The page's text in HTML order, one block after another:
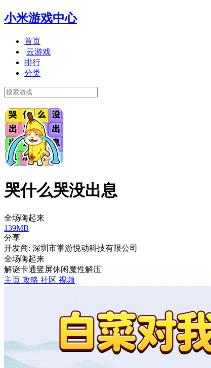
小米游戏中心
首页
云游戏
排行
分类
哭什么哭没出息
全场嗨起来
139MB
分享
开发商: 深圳市掌游悦动科技有限公司
全场嗨起来
解谜卡通竖屏休闲魔性解压
主页 攻略 社区 视频